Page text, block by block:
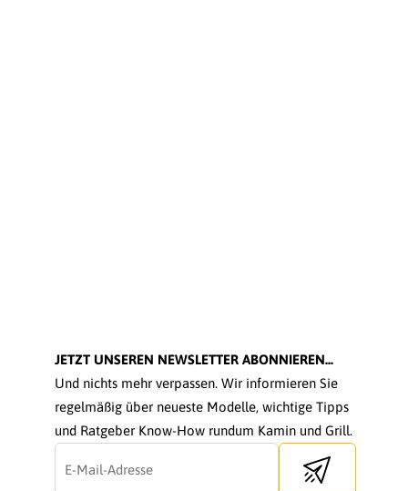
JETZT UNSEREN NEWSLETTER ABONNIEREN...
Und nichts mehr verpassen. Wir informieren Sie
regelmäßig über neueste Modelle, wichtige Tipps
und Ratgeber Know-How rundum Kamin und Grill.
Send newsletter